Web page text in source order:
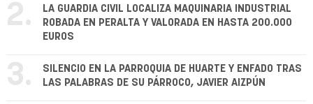
2.
LA GUARDIA CIVIL LOCALIZA MAQUINARIA INDUSTRIAL
ROBADA EN PERALTA Y VALORADA EN HASTA 200.000
EUROS
3.
SILENCIO EN LA PARROQUIA DE HUARTE Y ENFADO TRAS
LAS PALABRAS DE SU PÁRROCO, JAVIER AIZPÚN